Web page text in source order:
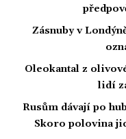
Zásnuby v
Oleokantal z
lidí
Rusům dávají po
Skoro polovina